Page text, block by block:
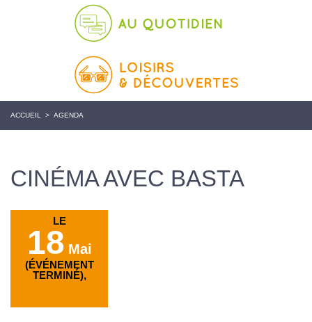
ACCUEIL > AGENDA
CINÉMA AVEC BASTA
LE
18 Mai
(ÉVÉNEMENT
TERMINÉ),